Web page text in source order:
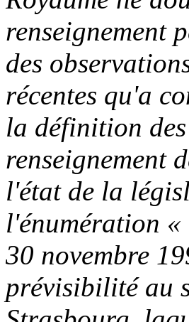
renseignement
des
récentes qu'a
la définition des
renseignement
l'état de la
l'énumération
30 novembre
prévisibilité au